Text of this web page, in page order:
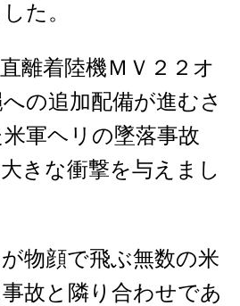
た。
離着陸機ＭＶ２２オ
の追加配備が進むさ
軍ヘリの墜落事故
きな衝撃を与えまし
物顔で飛ぶ無数の米
故と隣り合わせであ